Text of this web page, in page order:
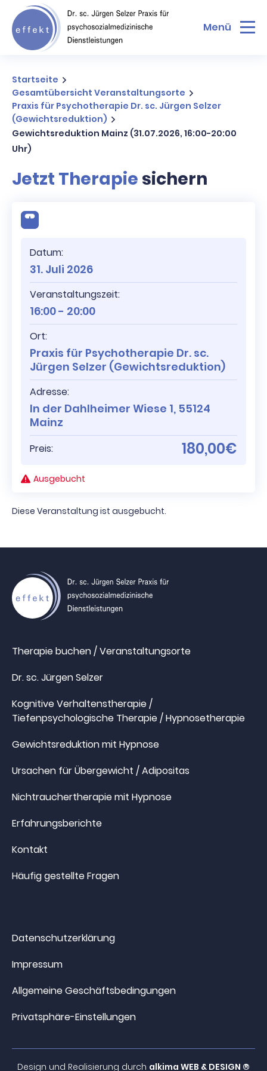
Menü
Startseite
Gesamtübersicht Veranstaltungsorte
Praxis für Psychotherapie Dr. sc. Jürgen Selzer
(Gewichtsreduktion)
Gewichtsreduktion Mainz (31.07.2026, 16:00-20:00
Uhr)
Jetzt Therapie sichern
Datum:
31. Juli 2026
Veranstaltungszeit:
16:00 - 20:00
Ort:
Praxis für Psychotherapie Dr. sc.
Jürgen Selzer (Gewichtsreduktion)
Adresse:
In der Dahlheimer Wiese 1, 55124
Mainz
Preis: 180,00€
Ausgebucht
Diese Veranstaltung ist ausgebucht.
Therapie buchen / Veranstaltungsorte
Dr. sc. Jürgen Selzer
Kognitive Verhaltenstherapie /
Tiefenpsychologische Therapie / Hypnosetherapie
Gewichtsreduktion mit Hypnose
Ursachen für Übergewicht / Adipositas
Nichtrauchertherapie mit Hypnose
Erfahrungsberichte
Kontakt
Häufig gestellte Fragen
Datenschutzerklärung
Impressum
Allgemeine Geschäftsbedingungen
Privatsphäre-Einstellungen
Design und Realisierung durch alkima WEB & DESIGN ®